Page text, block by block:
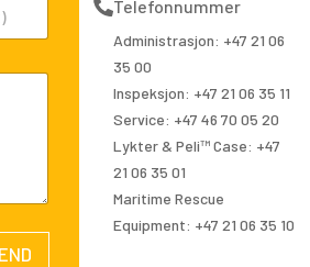
Telefonnummer
Administrasjon: +47 21 06
35 00
Inspeksjon: +47 21 06 35 11
Service: +47 46 70 05 20
Lykter & Peli™ Case: +47
21 06 35 01
Maritime Rescue
Equipment: +47 21 06 35 10